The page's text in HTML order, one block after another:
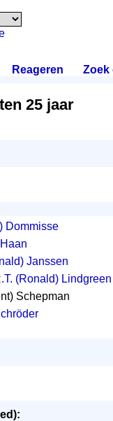
Reageren Zoek
25 jaar
Dommisse
Janssen
(Ronald) Lindgreen
Schepman